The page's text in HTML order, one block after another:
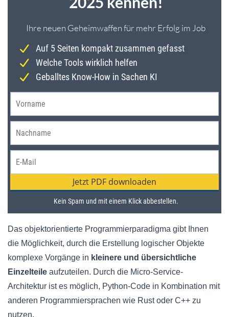
Das objektorientierte Programmierparadigma gibt Ihnen
die Möglichkeit, durch die Erstellung logischer Objekte
komplexe Vorgänge in kleinere und übersichtliche
Einzelteile aufzuteilen. Durch die Micro-Service-
Architektur ist es möglich, Python-Code in Kombination mit
anderen Programmiersprachen wie Rust oder C++ zu
nutzen.